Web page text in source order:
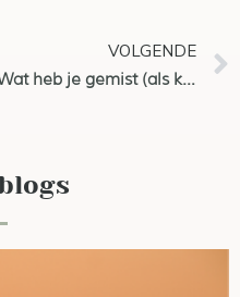
VOLGENDE
Wat heb je gemist (als kiespijn)?